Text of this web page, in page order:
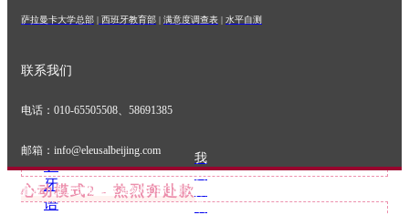
ꄷ
班
少
西
班
牙
语
最百搭的“我爱你”，比Te amo更轻盈，不沉重却足够
里的牵挂。翻译过来是“我想要你”，实则是“我满心都是
比如早上发消息给TA：“Te quiero, buenos días”（我
心动模式2 - 热烈奔赴款
萨拉曼卡大学总部 | 西班牙教育部 | 满意度调查表 | 水平自测
联系我们
电话：010-65505508、58691385
邮箱：info@eleusalbeijing.com
地址：北京市朝阳区建外SOHO西区16号楼506室
我
要
名